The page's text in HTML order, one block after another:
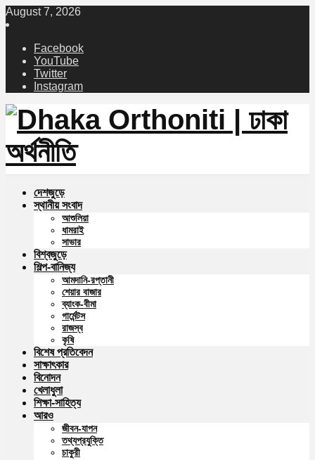
August 7, 2026
Facebook
YouTube
Twitter
Instagram
দেশজুড়ে
স্থানীয় সংবাদ
আশুলিয়া
ধামরাই
সাভার
বিশ্বজুড়ে
শিল্প-বানিজ্য
আমদানি-রপ্তানী
শেয়ার বাজার
ব্যাংক-বীমা
গার্মেন্টস
রাজস্ব
কৃষি
বিশেষ প্রতিবেদন
সাক্ষাৎকার
বিনোদন
খেলাধুলা
শিক্ষা-সাহিত্য
আরও
জীবন-যাপন
তথ্যপ্রযুক্তি
চাকুরী